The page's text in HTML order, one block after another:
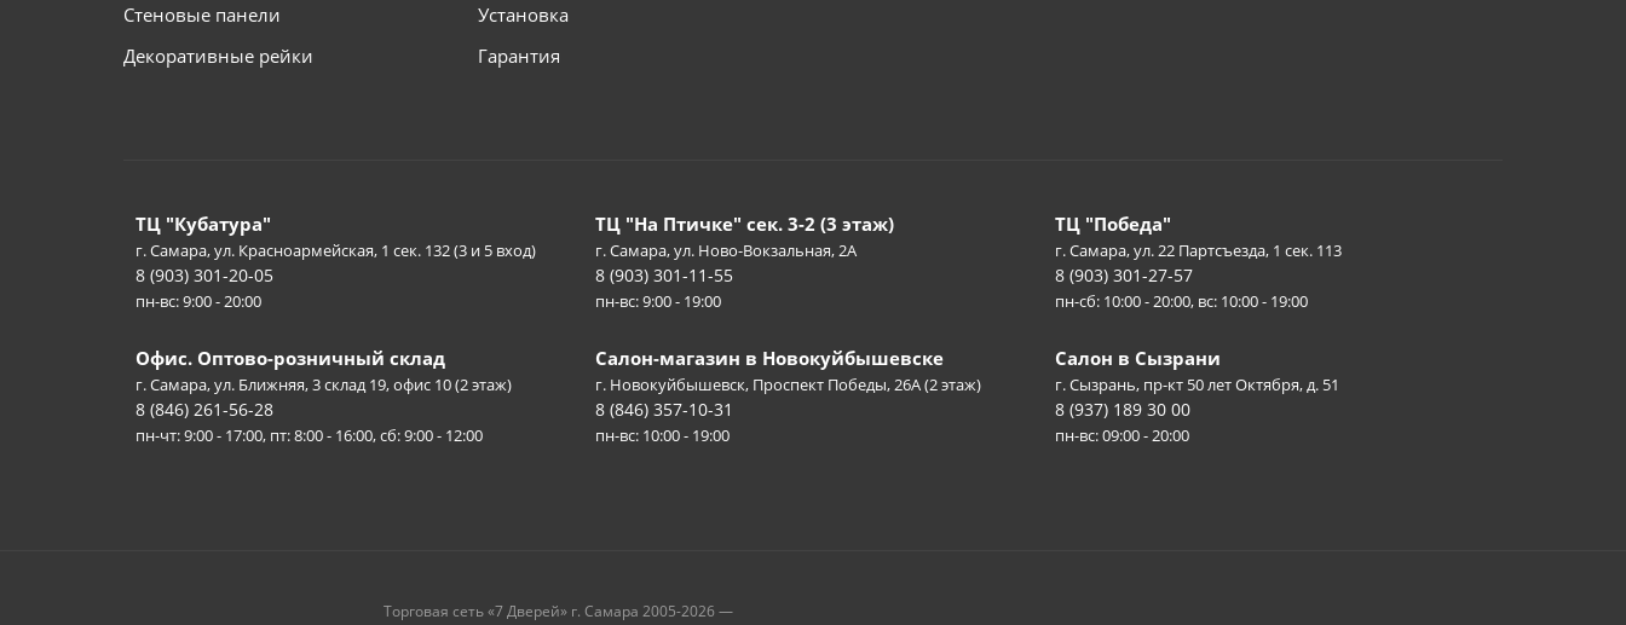
Стеновые панели
Декоративные рейки
Установка
Гарантия
ТЦ "Кубатура"
г. Самара, ул. Красноармейская, 1 сек. 132 (3 и 5 вход)
8 (903) 301-20-05
пн-вс: 9:00 - 20:00
ТЦ "На Птичке" сек. 3-2 (3 этаж)
г. Самара, ул. Ново-Вокзальная, 2А
8 (903) 301-11-55
пн-вс: 9:00 - 19:00
ТЦ "Победа"
г. Самара, ул. 22 Партсъезда, 1 сек. 113
8 (903) 301-27-57
пн-сб: 10:00 - 20:00, вс: 10:00 - 19:00
Офис. Оптово-розничный склад
г. Самара, ул. Ближняя, 3 склад 19, офис 10 (2 этаж)
8 (846) 261-56-28
пн-чт: 9:00 - 17:00, пт: 8:00 - 16:00, сб: 9:00 - 12:00
Салон-магазин в Новокуйбышевске
г. Новокуйбышевск, Проспект Победы, 26А (2 этаж)
8 (846) 357-10-31
пн-вс: 10:00 - 19:00
Салон в Сызрани
г. Сызрань, пр-кт 50 лет Октября, д. 51
8 (937) 189 30 00
пн-вс: 09:00 - 20:00
Торговая сеть «7 Дверей» г. Самара 2005-2026 —